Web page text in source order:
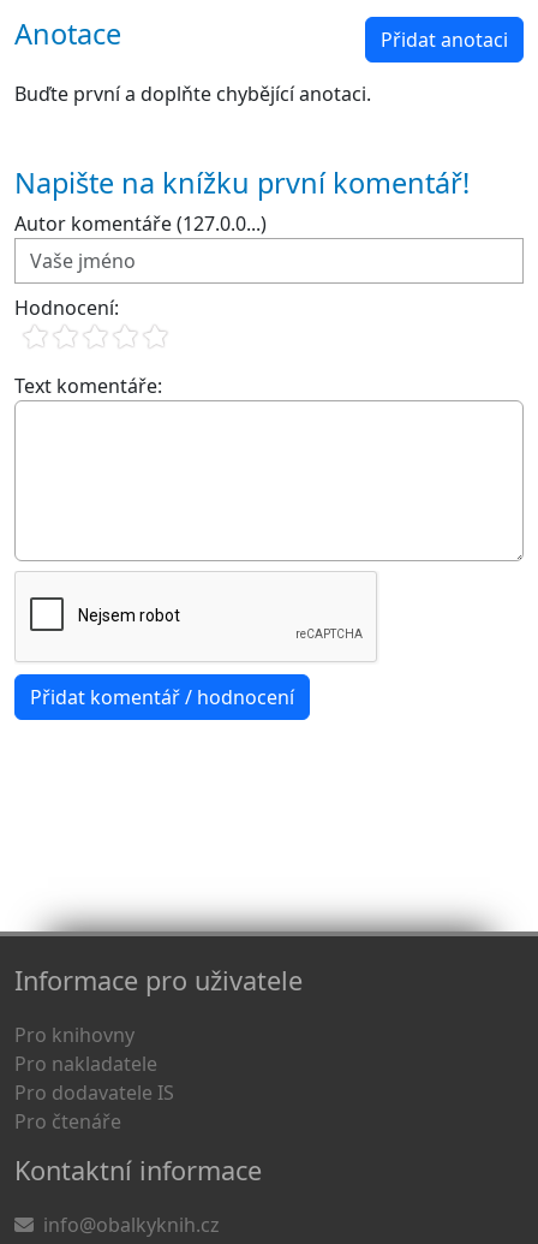
Anotace Přidat anotaci
Buďte první a doplňte chybějící anotaci.
Napište na knížku první komentář!
Autor komentáře (127.0.0...)
Hodnocení:
Text komentáře:
Informace pro uživatele
Pro knihovny
Pro nakladatele
Pro dodavatele IS
Pro čtenáře
Kontaktní informace
info@obalkyknih.cz